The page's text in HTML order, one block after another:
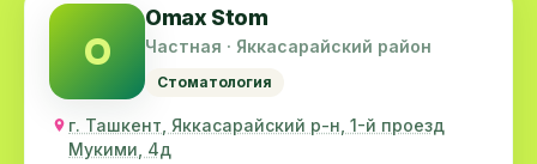
O
Omax Stom
Частная · Яккасарайский район
Стоматология
г. Ташкент, Яккасарайский р-н, 1-й проезд
Мукими, 4д